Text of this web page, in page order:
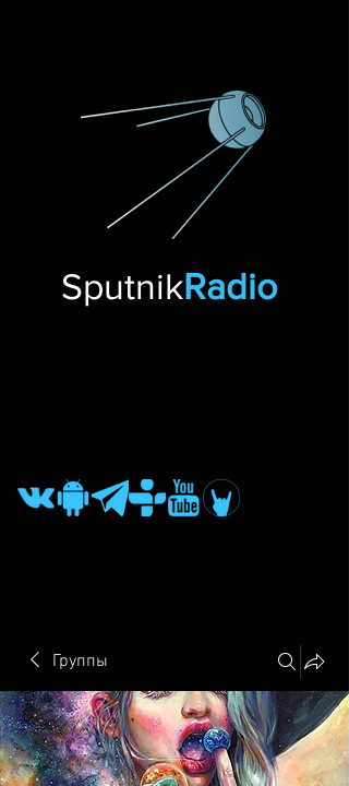
SputnikRadio
Группы